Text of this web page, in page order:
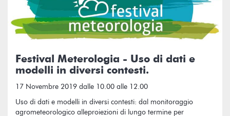
Festival Meterologia - Uso di dati e
modelli in diversi contesti.
17 Novembre 2019 dalle 10.00 alle 12.00
Uso di dati e modelli in diversi contesti: dal monitoraggio
agrometeorologico alleproiezioni di lungo termine per